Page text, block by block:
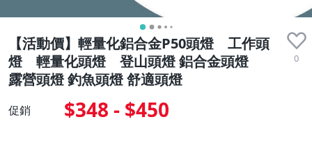
【活動價】輕量化鋁合金P50頭燈 工作頭
燈 輕量化頭燈 登山頭燈 鋁合金頭燈
露營頭燈 釣魚頭燈 舒適頭燈
0
促銷 $348 - $450